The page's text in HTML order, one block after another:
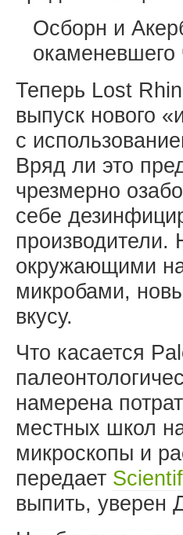
Осборн и
окаменевшего
Теперь Lost
выпуск нового
с
Вряд ли это
чрезмерно
себе
окружающими
микробами,
вкусу.
Что касается
намерена
местных школ
микроскопы и
передает
выпить, уверен